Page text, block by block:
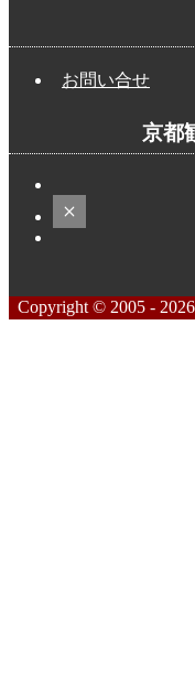
お問い合せ
京都
Copyright © 2005 -